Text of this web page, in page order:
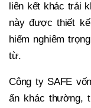
liên kết khác trải
này được thiết
hiểm nghiêm
từ.
Công ty SAFE
ẩn khác thường,